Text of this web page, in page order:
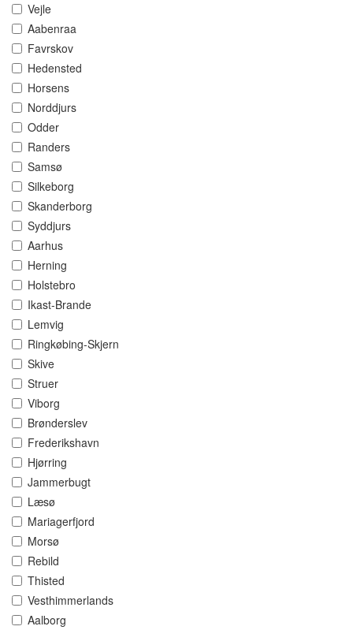
Vejle
Aabenraa
Favrskov
Hedensted
Horsens
Norddjurs
Odder
Randers
Samsø
Silkeborg
Skanderborg
Syddjurs
Aarhus
Herning
Holstebro
Ikast-Brande
Lemvig
Ringkøbing-Skjern
Skive
Struer
Viborg
Brønderslev
Frederikshavn
Hjørring
Jammerbugt
Læsø
Mariagerfjord
Morsø
Rebild
Thisted
Vesthimmerlands
Aalborg